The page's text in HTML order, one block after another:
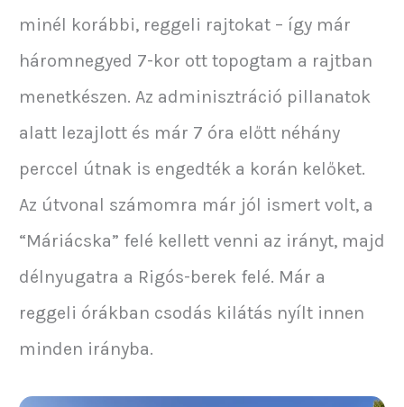
minél korábbi, reggeli rajtokat – így már
háromnegyed 7-kor ott topogtam a rajtban
menetkészen. Az adminisztráció pillanatok
alatt lezajlott és már 7 óra előtt néhány
perccel útnak is engedték a korán kelőket.
Az útvonal számomra már jól ismert volt, a
“Máriácska” felé kellett venni az irányt, majd
délnyugatra a Rigós-berek felé. Már a
reggeli órákban csodás kilátás nyílt innen
minden irányba.